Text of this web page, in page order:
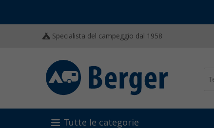
Specialista del campeggio dal 1958
Tutte le categorie